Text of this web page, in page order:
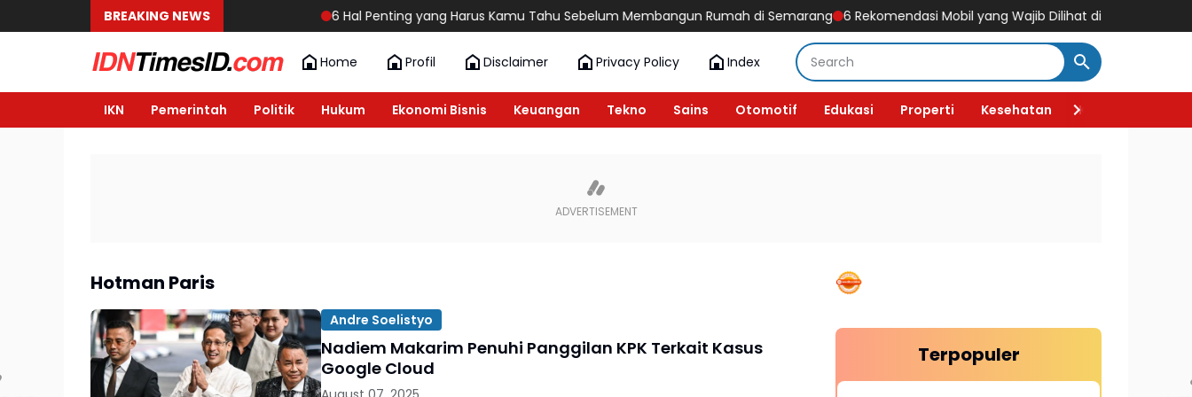
BREAKING NEWS 6 Hal Penting yang Harus Kamu Tahu Sebelum Membangun Rumah di Semarang 6 Rekomendasi Mobil yang Wajib Dilihat di GIIAS 2026, Ada
Home Profil Disclaimer Privacy Policy Index
IKN Pemerintah Politik Hukum Ekonomi Bisnis Keuangan Tekno Sains Otomotif Edukasi Properti Kesehatan Kecantikan
Hotman Paris
Andre Soelistyo
Nadiem Makarim Penuhi Panggilan KPK Terkait Kasus
Google Cloud
Terpopuler